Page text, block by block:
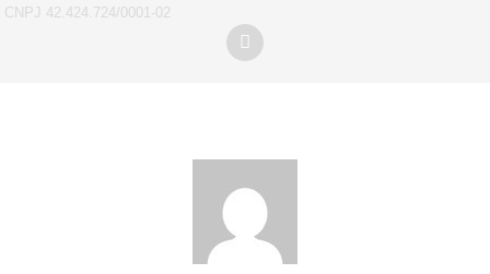
CNPJ 42.424.724/0001-02